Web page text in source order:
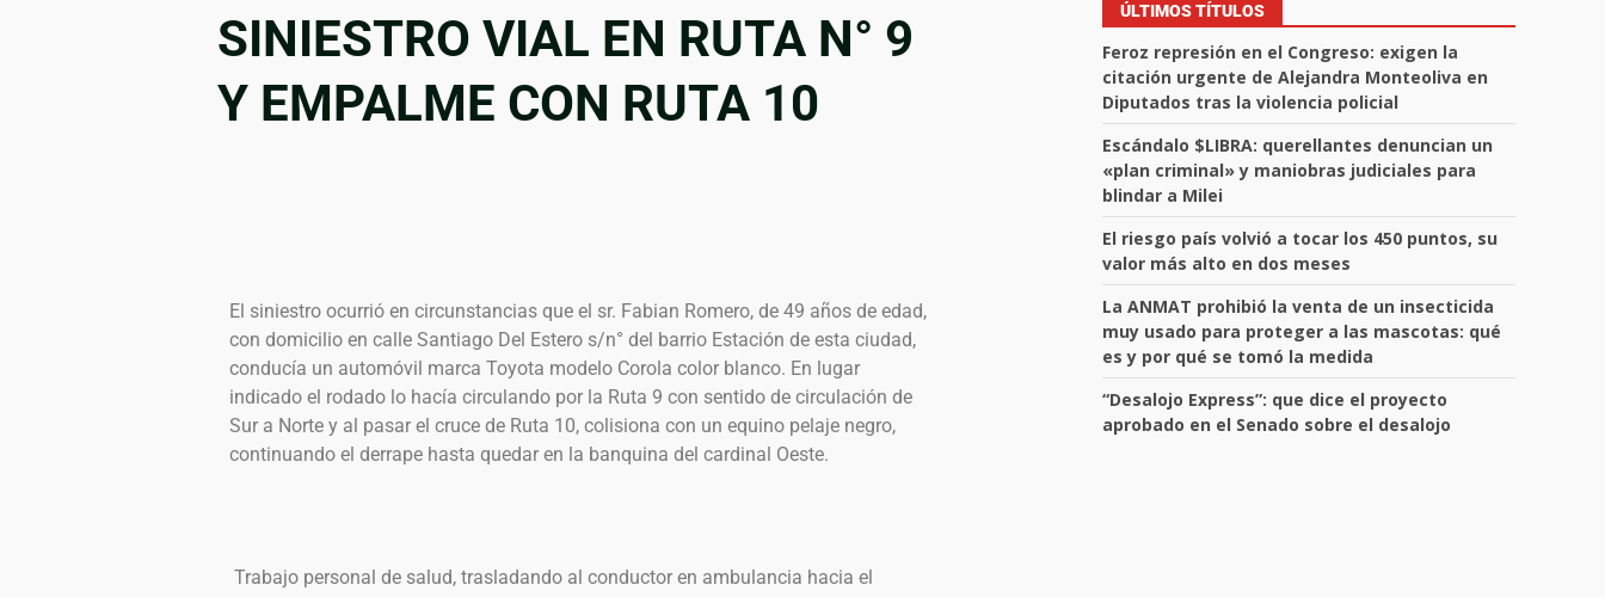
SINIESTRO VIAL EN RUTA N° 9
Y EMPALME CON RUTA 10
El siniestro ocurrió en circunstancias que el sr. Fabian Romero, de 49 años de edad,
con domicilio en calle Santiago Del Estero s/n° del barrio Estación de esta ciudad,
conducía un automóvil marca Toyota modelo Corola color blanco. En lugar
indicado el rodado lo hacía circulando por la Ruta 9 con sentido de circulación de
Sur a Norte y al pasar el cruce de Ruta 10, colisiona con un equino pelaje negro,
continuando el derrape hasta quedar en la banquina del cardinal Oeste.
Trabajo personal de salud, trasladando al conductor en ambulancia hacia el
ÚLTIMOS TÍTULOS
Feroz represión en el Congreso: exigen la
citación urgente de Alejandra Monteoliva en
Diputados tras la violencia policial
Escándalo $LIBRA: querellantes denuncian un
«plan criminal» y maniobras judiciales para
blindar a Milei
El riesgo país volvió a tocar los 450 puntos, su
valor más alto en dos meses
La ANMAT prohibió la venta de un insecticida
muy usado para proteger a las mascotas: qué
es y por qué se tomó la medida
“Desalojo Express”: que dice el proyecto
aprobado en el Senado sobre el desalojo